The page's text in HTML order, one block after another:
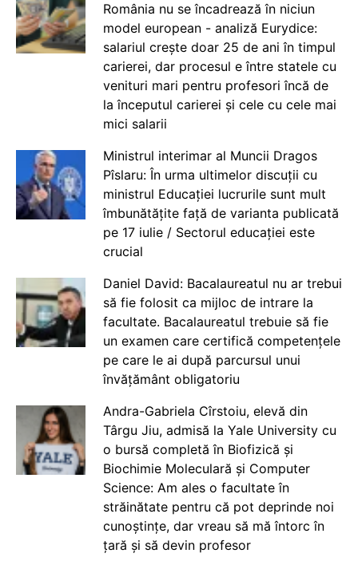
România nu se încadrează în niciun
model european - analiză Eurydice:
salariul crește doar 25 de ani în timpul
carierei, dar procesul e între statele cu
venituri mari pentru profesori încă de
la începutul carierei și cele cu cele mai
mici salarii
Ministrul interimar al Muncii Dragos
Pîslaru: În urma ultimelor discuții cu
ministrul Educației lucrurile sunt mult
îmbunătățite față de varianta publicată
pe 17 iulie / Sectorul educației este
crucial
Daniel David: Bacalaureatul nu ar trebui
să fie folosit ca mijloc de intrare la
facultate. Bacalaureatul trebuie să fie
un examen care certifică competențele
pe care le ai după parcursul unui
învățământ obligatoriu
Andra-Gabriela Cîrstoiu, elevă din
Târgu Jiu, admisă la Yale University cu
o bursă completă în Biofizică și
Biochimie Moleculară și Computer
Science: Am ales o facultate în
străinătate pentru că pot deprinde noi
cunoștințe, dar vreau să mă întorc în
țară și să devin profesor